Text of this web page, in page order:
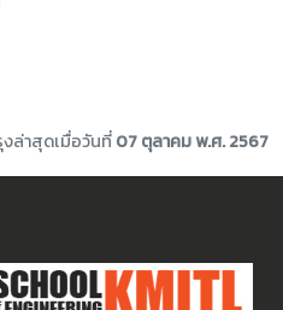
ล่าสุดเมื่อวันที่07 ตุลาคม พ.ศ. 2567